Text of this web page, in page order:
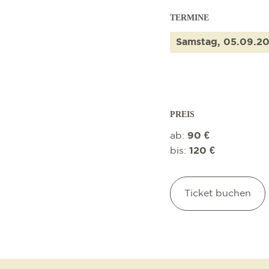
TERMINE
Samstag,
PREIS
ab: 90 €
bis: 120 €
Ticket buchen